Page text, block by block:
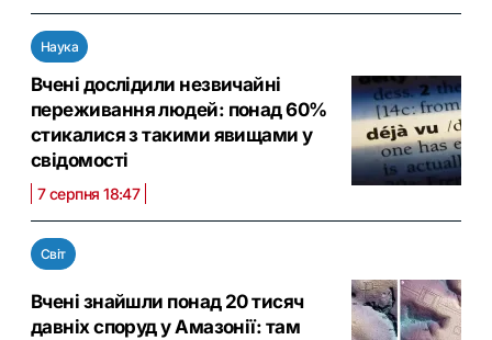
Наука
Вчені дослідили незвичайні
переживання людей: понад 60%
стикалися з такими явищами у
свідомості
7 серпня 18:47
Світ
Вчені знайшли понад 20 тисяч
давніх споруд у Амазонії: там